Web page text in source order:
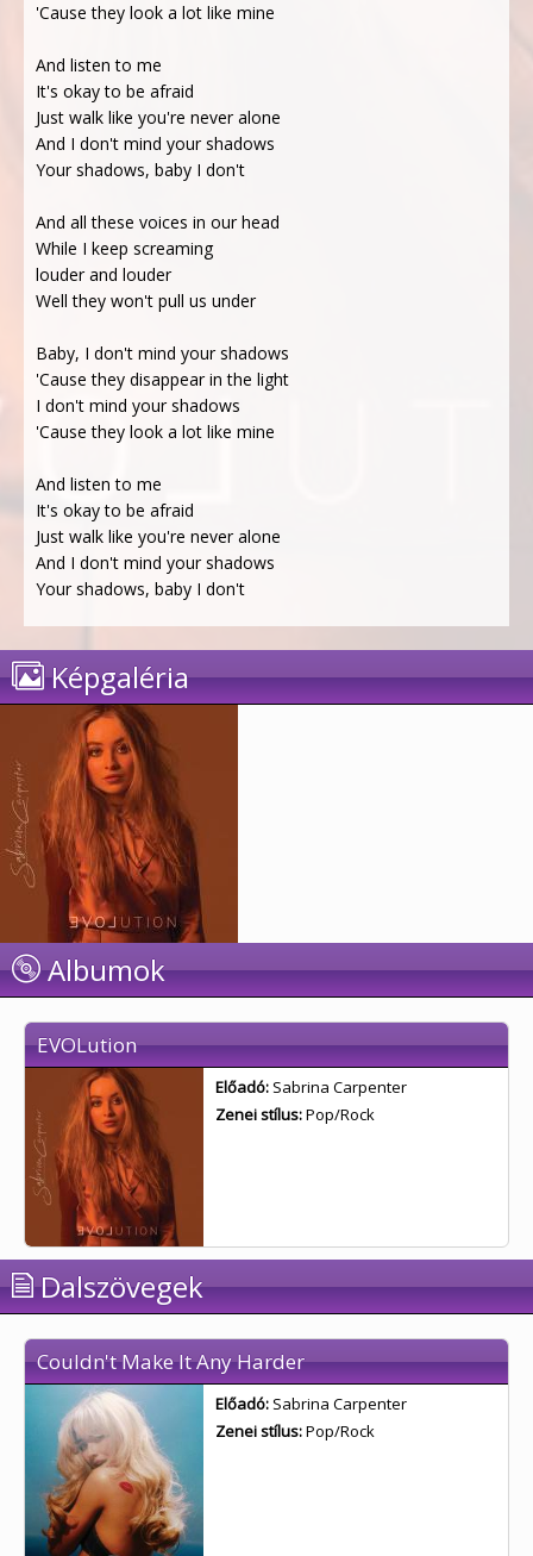
'Cause they look a lot like mine
And listen to me
It's okay to be afraid
Just walk like you're never alone
And I don't mind your shadows
Your shadows, baby I don't
And all these voices in our head
While I keep screaming
louder and louder
Well they won't pull us under
Baby, I don't mind your shadows
'Cause they disappear in the light
I don't mind your shadows
'Cause they look a lot like mine
And listen to me
It's okay to be afraid
Just walk like you're never alone
And I don't mind your shadows
Your shadows, baby I don't
Képgaléria
Albumok
EVOLution
Előadó: Sabrina Carpenter
Zenei stílus:Pop/Rock
Dalszövegek
Couldn't Make It Any Harder
Előadó: Sabrina Carpenter
Zenei stílus:Pop/Rock